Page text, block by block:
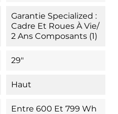
Garantie Specialized :
Cadre Et Roues À Vie/
2 Ans Composants (1)
29"
Haut
Entre 600 Et 799 Wh